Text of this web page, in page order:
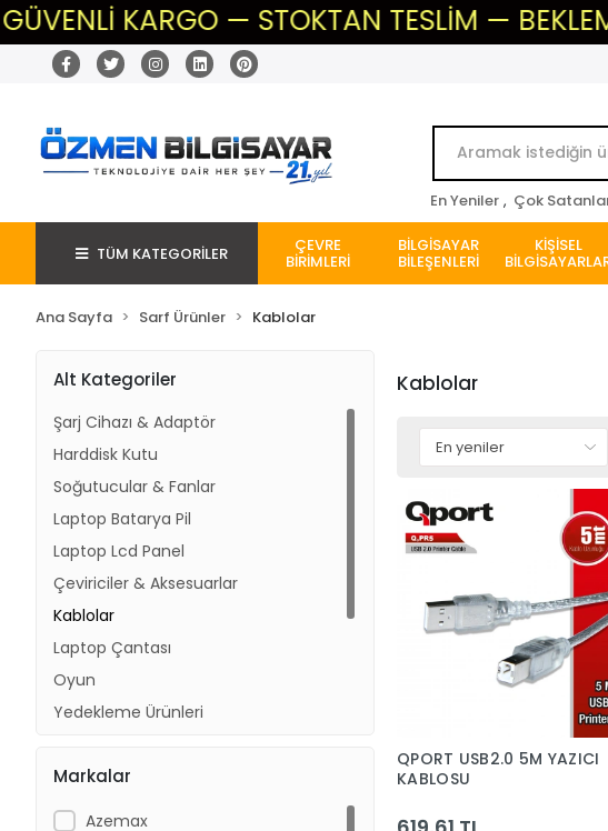
— STOKTAN TESLİM — BEKLEME YOK,
En Yeniler , Çok
TÜM KATEGORİLER ÇEVRE
BİRİMLERİ
BİLGİSAYAR
BİLEŞENLERİ
KİŞİSEL
Ana Sayfa Sarf Ürünler Kablolar
Alt Kategoriler
Şarj Cihazı & Adaptör
Harddisk Kutu
Soğutucular & Fanlar
Laptop Batarya Pil
Laptop Lcd Panel
Çeviriciler & Aksesuarlar
Kablolar
Laptop Çantası
Oyun
Yedekleme Ürünleri
Mp3 & Mp4 Player
Fm Transmitter
Markalar
Azemax
Kablolar
QPORT USB2.0 5M YAZICI
KABLOSU